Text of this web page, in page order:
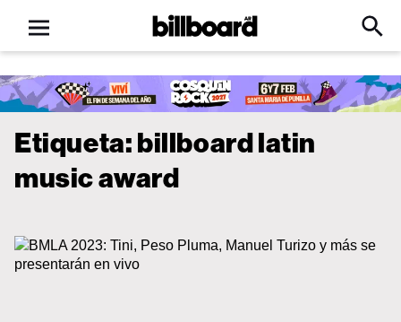
Open
menu
Billboard
Click
Input
Etiqueta:billboard latin
music award